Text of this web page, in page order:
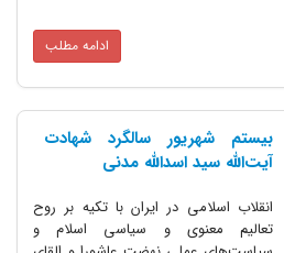
ادامه مطلب
بیستم شهریور سالگرد شهادت
آیت‌الله سید اسدالله مدنی
انقلاب اسلامی در ایران با تکیه بر روح
تعالیم معنوی و سیاسی اسلام و